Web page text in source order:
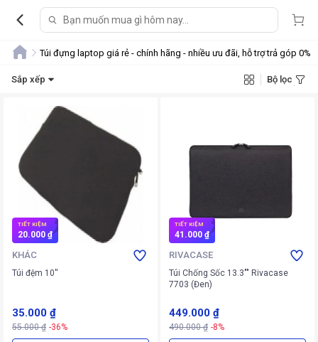
Túi đựng laptop giá rẻ - chính hãng - nhiều ưu đãi, hỗ trợ trả góp 0%
Sắp xếp Bộ lọc
TIẾT KIỆM
20.000 ₫
KHÁC
Túi đệm 10''
35.000 ₫
55.000 ₫ -36%
TIẾT KIỆM
41.000 ₫
RIVACASE
Túi Chống Sốc 13.3"" Rivacase
7703 (Đen)
449.000 ₫
490.000 ₫ -8%